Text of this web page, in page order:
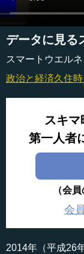
データに見る
スマートウエル
政治と経済久住時
スキ
第一人者
（会
会
2014年（平成26